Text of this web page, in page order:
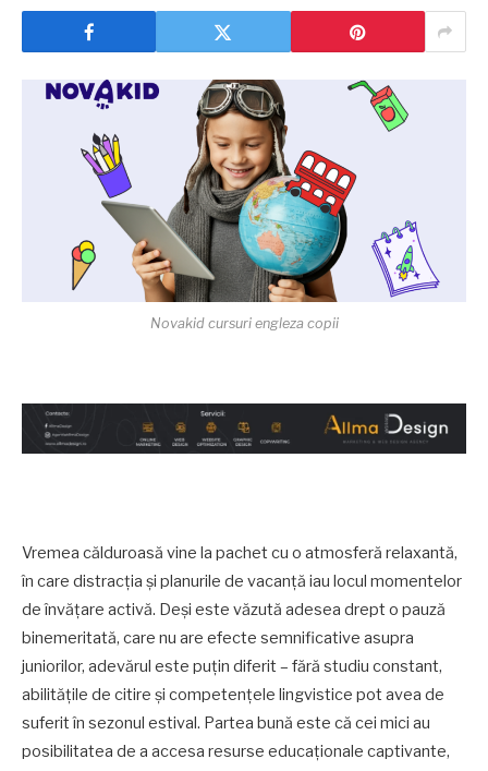
Novakid cursuri engleza copii
Vremea călduroasă vine la pachet cu o atmosferă relaxantă,
în care distracția și planurile de vacanță iau locul momentelor
de învățare activă. Deși este văzută adesea drept o pauză
binemeritată, care nu are efecte semnificative asupra
juniorilor, adevărul este puțin diferit – fără studiu constant,
abilitățile de citire și competențele lingvistice pot avea de
suferit în sezonul estival. Partea bună este că cei mici au
posibilitatea de a accesa resurse educaționale captivante,